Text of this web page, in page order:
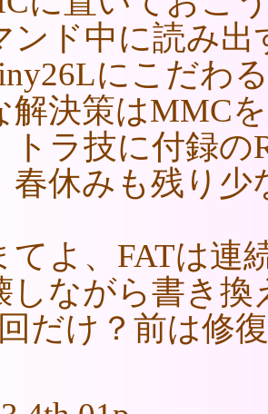
ンド中に読み
にこだわ
解決策はMMC
トラ技に付録
春休みも残り少
よ、FATは連
しながら書き
だけ？前は修